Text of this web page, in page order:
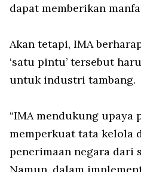
dapat memberikan
Akan tetapi, IMA
‘satu pintu’ tersebut
untuk industri tambang.
“IMA mendukung
memperkuat tata kelola
penerimaan negara dari
Namun, dalam